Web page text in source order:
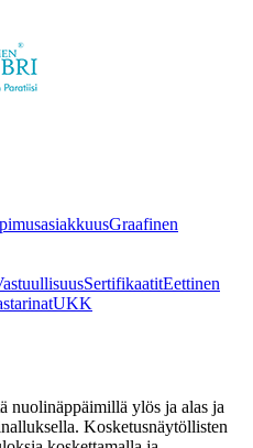
Graafinen
SertifikaatitEettinen
UKK
nuolinäppäimillä ylös ja alas ja
Kosketusnäytöllisten